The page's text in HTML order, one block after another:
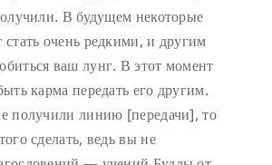
В будущем некоторые
стать очень редкими, и другим
ваш лунг. В этот момент
карма передать его другим.
получили линию [передачи], то
сделать, ведь вы не